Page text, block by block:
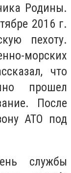
Родины.
2016 г.
пехоту.
морских
что
прошел
После
АТО под
службы